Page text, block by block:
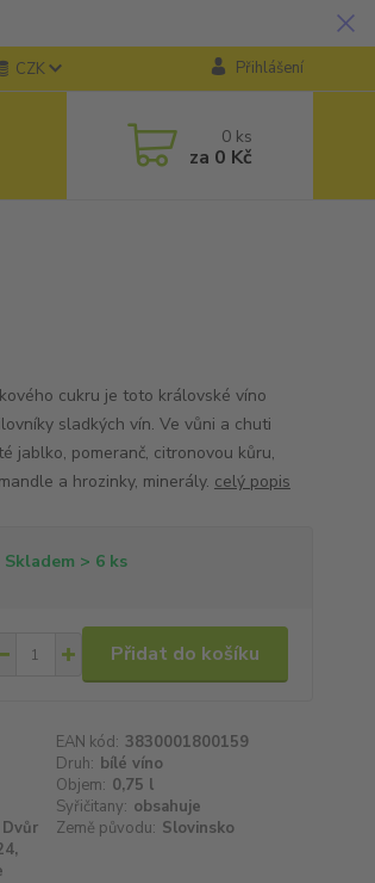
CZK Přihlášení
0 ks
za 0 Kč
cukru je toto královské víno
sladkých vín. Ve vůni a chuti
jablko, pomeranč, citronovou kůru,
a hrozinky, minerály. celý popis
Skladem > 6 ks
Přidat do košíku
EAN kód: 3830001800159
Druh: bílé víno
Objem: 0,75 l
Syřičitany: obsahuje
Země původu: Slovinsko